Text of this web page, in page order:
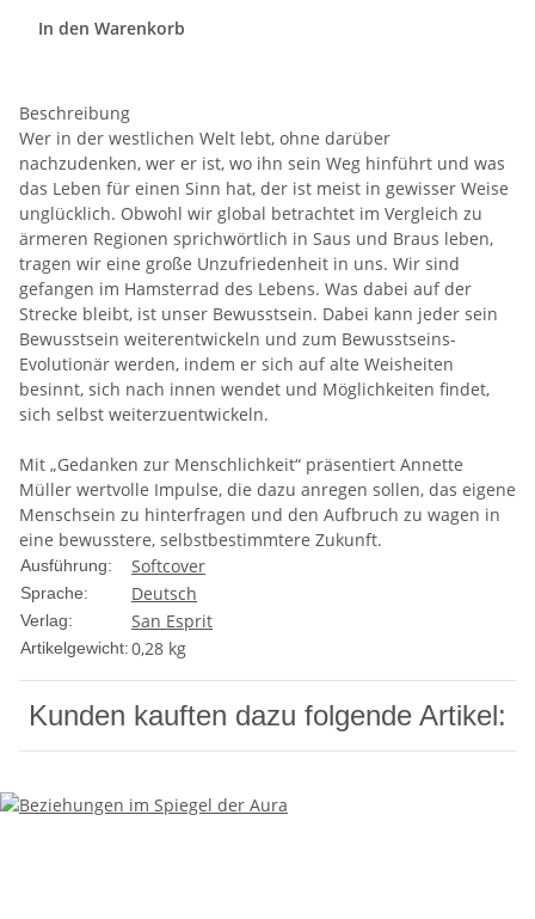
In den Warenkorb
Beschreibung
Wer in der westlichen Welt lebt, ohne darüber
nachzudenken, wer er ist, wo ihn sein Weg hinführt und was
das Leben für einen Sinn hat, der ist meist in gewisser Weise
unglücklich. Obwohl wir global betrachtet im Vergleich zu
ärmeren Regionen sprichwörtlich in Saus und Braus leben,
tragen wir eine große Unzufriedenheit in uns. Wir sind
gefangen im Hamsterrad des Lebens. Was dabei auf der
Strecke bleibt, ist unser Bewusstsein. Dabei kann jeder sein
Bewusstsein weiterentwickeln und zum Bewusstseins-
Evolutionär werden, indem er sich auf alte Weisheiten
besinnt, sich nach innen wendet und Möglichkeiten findet,
sich selbst weiterzuentwickeln.
Mit „Gedanken zur Menschlichkeit“ präsentiert Annette
Müller wertvolle Impulse, die dazu anregen sollen, das eigene
Menschsein zu hinterfragen und den Aufbruch zu wagen in
eine bewusstere, selbstbestimmtere Zukunft.
Ausführung: Softcover
Sprache: Deutsch
Verlag: San Esprit
Artikelgewicht:0,28 kg
Kunden kauften dazu folgende Artikel: